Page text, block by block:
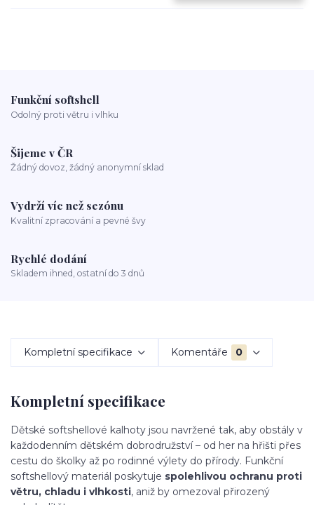
Funkční softshell
Odolný proti větru i vlhku
Šijeme v ČR
Žádný dovoz, žádný anonymní sklad
Vydrží víc než sezónu
Kvalitní zpracování a pevné švy
Rychlé dodání
Skladem ihned, ostatní do 3 dnů
Kompletní specifikace Komentáře 0
Kompletní specifikace
Dětské softshellové kalhoty jsou navržené tak, aby obstály v
každodenním dětském dobrodružství – od her na hřišti přes
cestu do školky až po rodinné výlety do přírody. Funkční
softshellový materiál poskytuje spolehlivou ochranu proti
větru, chladu i vlhkosti, aniž by omezoval přirozený